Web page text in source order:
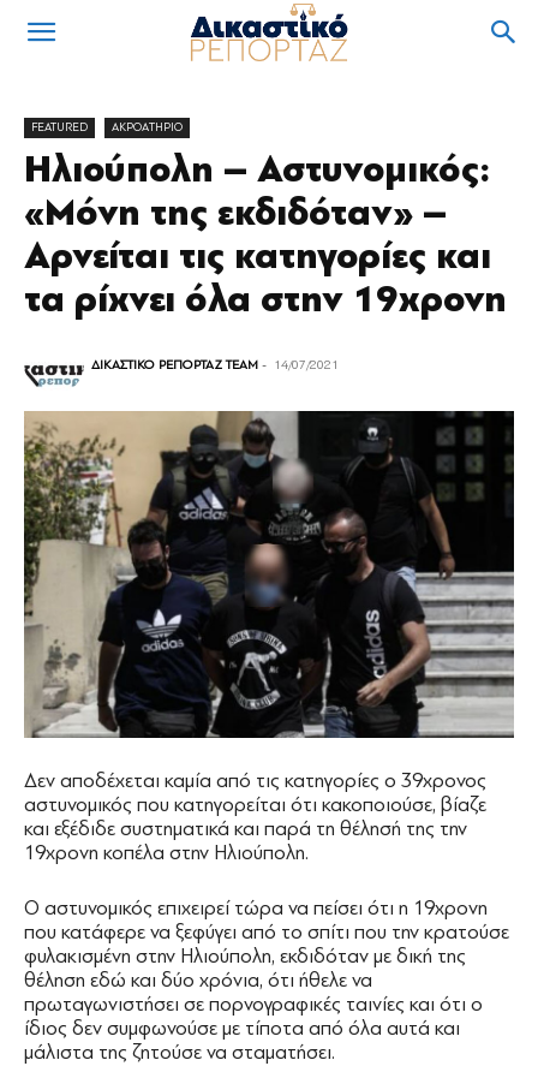
FEATURED ΑΚΡΟΑΤΗΡΙΟ
Ηλιούπολη – Αστυνομικός:
«Μόνη της εκδιδόταν» –
Αρνείται τις κατηγορίες και
τα ρίχνει όλα στην 19χρονη
ΔΙΚΑΣΤΙΚΟ ΡΕΠΟΡΤΑΖ TEAM - 14/07/2021
Δεν αποδέχεται καμία από τις κατηγορίες ο 39χρονος
αστυνομικός που κατηγορείται ότι κακοποιούσε, βίαζε
και εξέδιδε συστηματικά και παρά τη θέλησή της την
19χρονη κοπέλα στην Ηλιούπολη.
Ο αστυνομικός επιχειρεί τώρα να πείσει ότι η 19χρονη
που κατάφερε να ξεφύγει από το σπίτι που την κρατούσε
φυλακισμένη στην Ηλιούπολη, εκδιδόταν με δική της
θέληση εδώ και δύο χρόνια, ότι ήθελε να
πρωταγωνιστήσει σε πορνογραφικές ταινίες και ότι ο
ίδιος δεν συμφωνούσε με τίποτα από όλα αυτά και
μάλιστα της ζητούσε να σταματήσει.